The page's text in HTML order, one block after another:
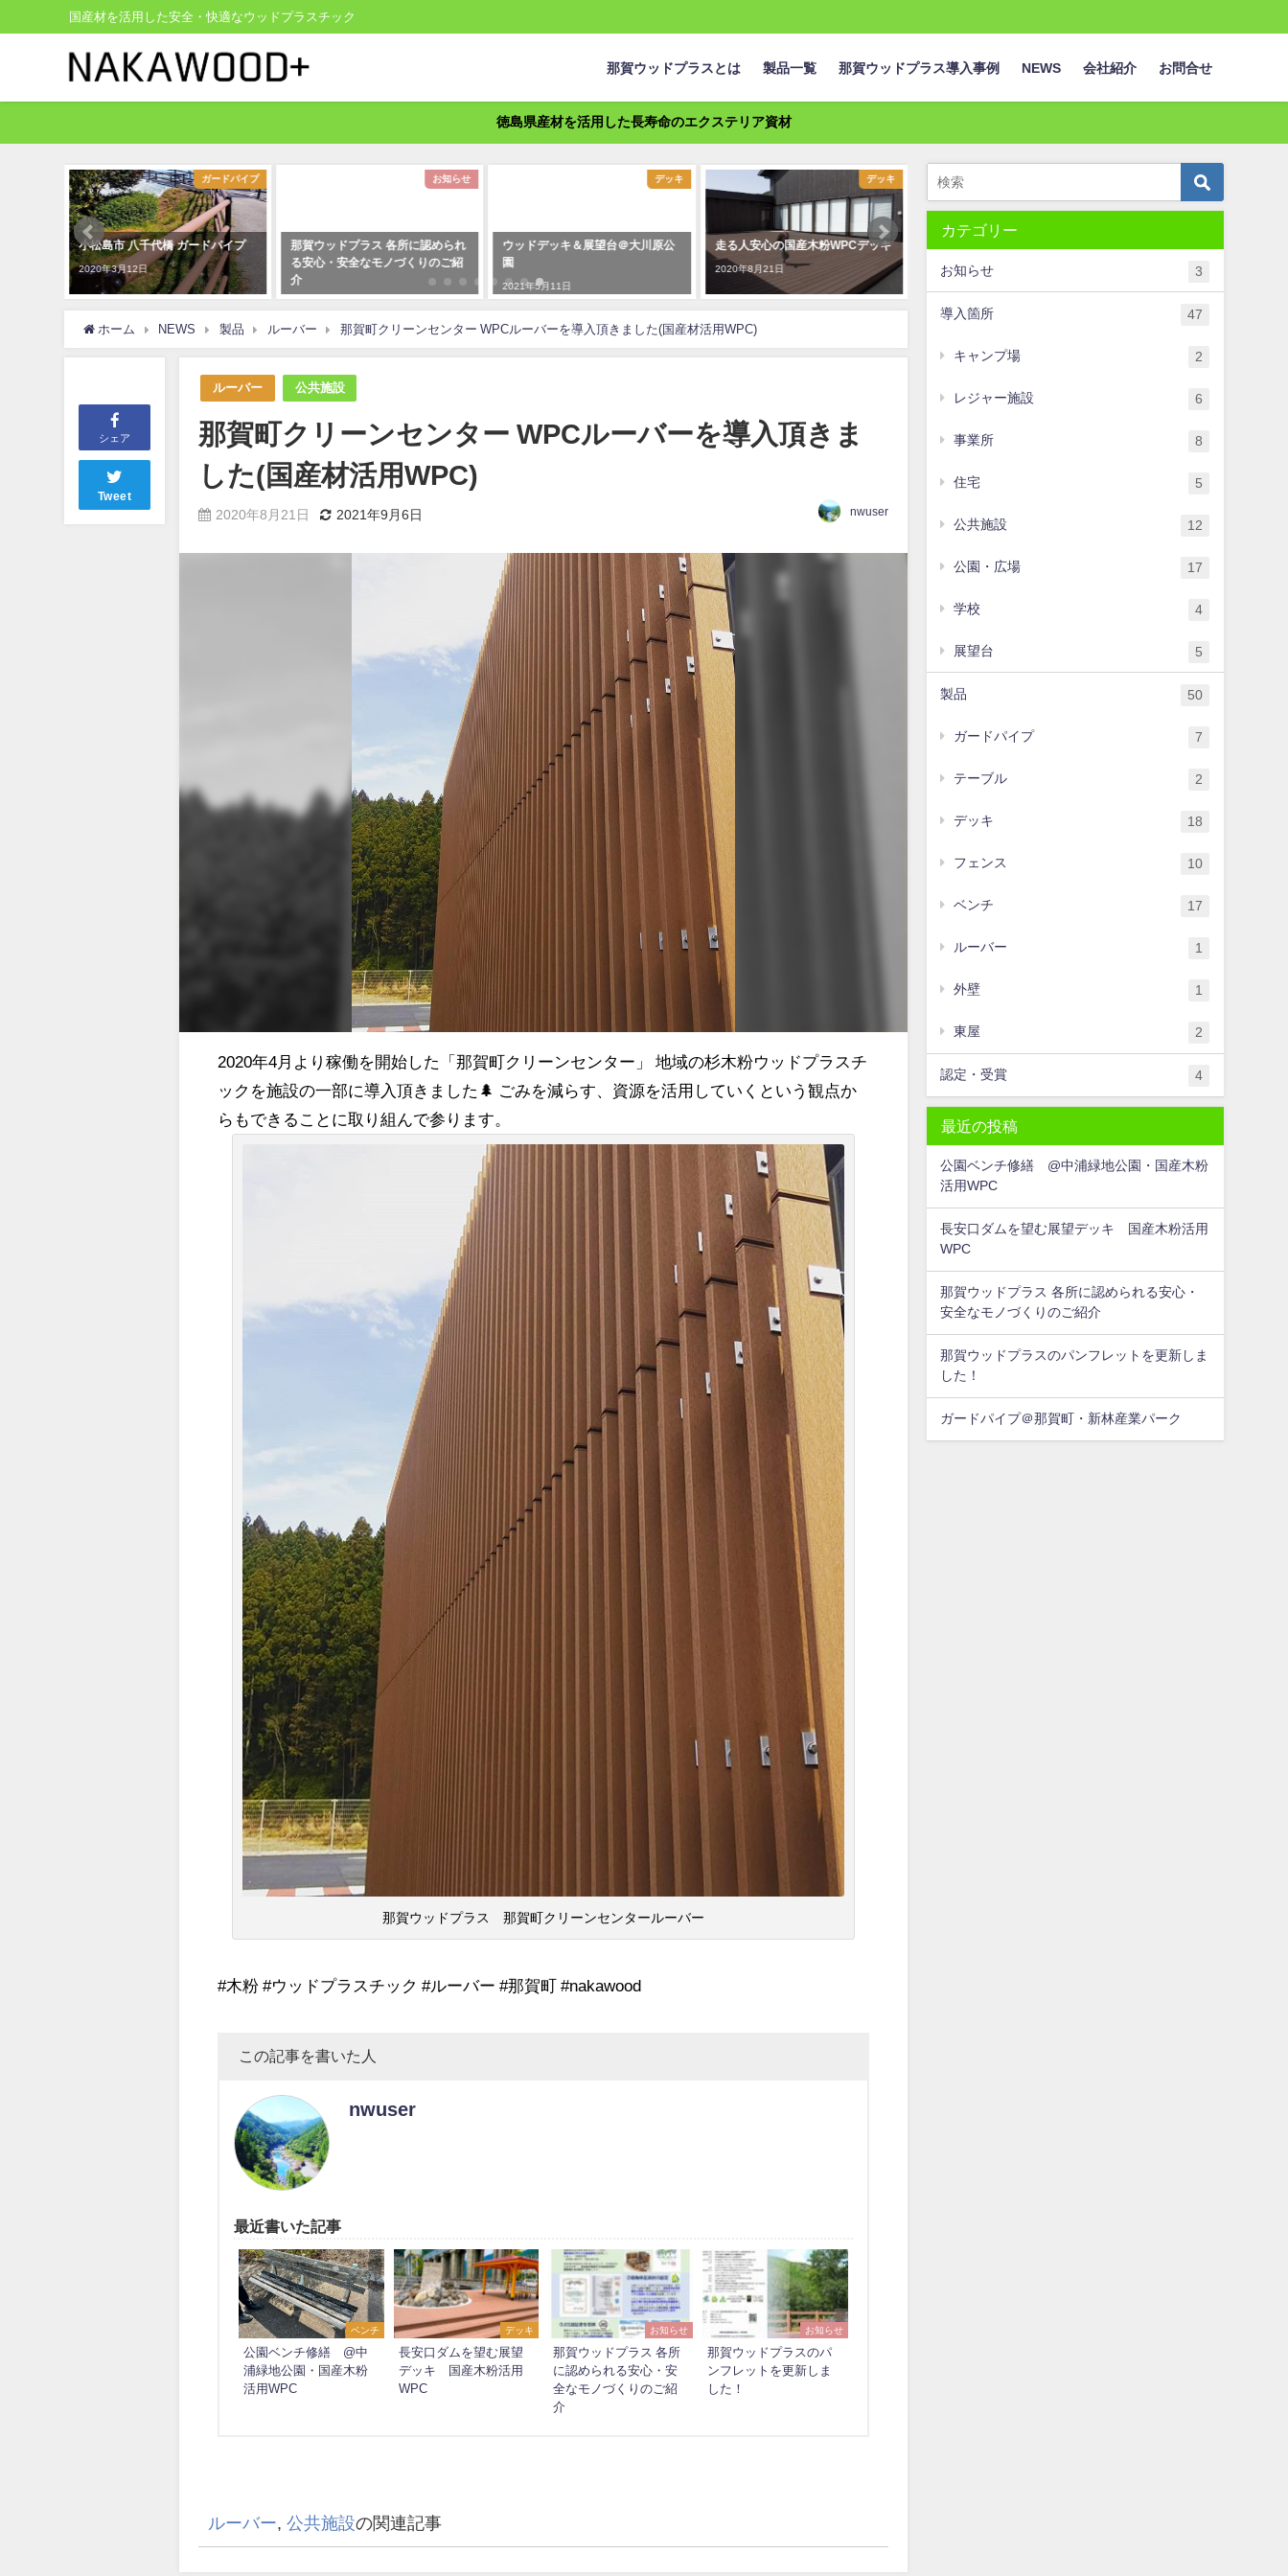
国産材を活用した安全・快適なウッドプラスチック
那賀ウッドプラスとは 製品一覧 那賀ウッドプラス導入事例 NEWS 会社紹介 お問合せ
徳島県産材を活用した長寿命のエクステリア資材
ガードパイプ
市 八千代橋 ガードパイプ
那賀ウッドプラス 各所に認められ
る安心・安全なモノづくりのご紹
介
ウッドデッキ＆展望台＠大川原公
園
2021年5月11日
デッキ
走る人安心の国産木粉WPCデッキ
キャンプ場
ウッドデッキ＠わじきキャンプ
村 国産木粉活用WPC
2020年10月20日
ホーム NEWS 製品 ルーバー 那賀町クリーンセンター WPCルーバーを導入頂きました(国産材活用WPC)
シェア
Tweet
ルーバー 公共施設
那賀町クリーンセンター WPCルーバーを導入頂きま
した(国産材活用WPC)
2020年8月21日 2021年9月6日 nwuser
2020年4月より稼働を開始した「那賀町クリーンセンター」 地域の杉木粉ウッドプラスチ
ックを施設の一部に導入頂きました🌲 ごみを減らす、資源を活用していくという観点か
らもできることに取り組んで参ります。
那賀ウッドプラス 那賀町クリーンセンタールーバー
#木粉 #ウッドプラスチック #ルーバー #那賀町 #nakawood
この記事を書いた人
nwuser
最近書いた記事
ベンチ
公園ベンチ修繕 @中
浦緑地公園・国産木粉
活用WPC
デッキ
長安口ダムを望む展望
デッキ 国産木粉活用
WPC
お知らせ
那賀ウッドプラス 各所
に認められる安心・安
全なモノづくりのご紹
介
お知らせ
那賀ウッドプラスのパ
ンフレットを更新しま
した！
ルーバー,公共施設の関連記事
カテゴリー
お知らせ 3
導入箇所 47
キャンプ場 2
レジャー施設 6
事業所 8
住宅 5
公共施設 12
公園・広場 17
学校 4
展望台 5
製品 50
ガードパイプ 7
テーブル 2
デッキ 18
フェンス 10
ベンチ 17
ルーバー 1
外壁 1
東屋 2
認定・受賞 4
最近の投稿
公園ベンチ修繕 @中浦緑地公園・国産木粉
活用WPC
長安口ダムを望む展望デッキ 国産木粉活用
WPC
那賀ウッドプラス 各所に認められる安心・
安全なモノづくりのご紹介
那賀ウッドプラスのパンフレットを更新しま
した！
ガードパイプ＠那賀町・新林産業パーク